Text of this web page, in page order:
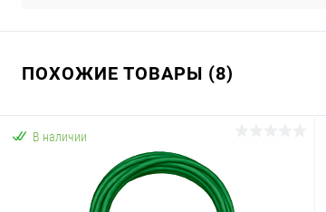
ПОХОЖИЕ ТОВАРЫ (8)
В наличии